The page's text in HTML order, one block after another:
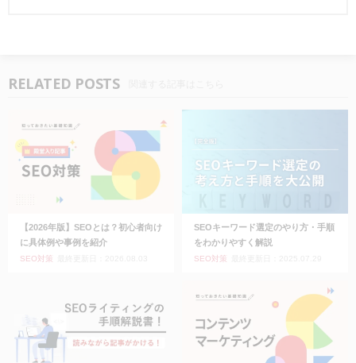
RELATED POSTS
【2026年版】SEOとは？初心者向け
に具体例や事例を紹介
SEO対策
SEOキーワード選定のやり方・手順
をわかりやすく解説
SEO対策